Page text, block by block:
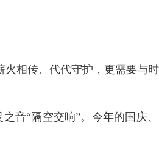
相传、代代守护，更需要与
音“隔空交响”。今年的国庆、